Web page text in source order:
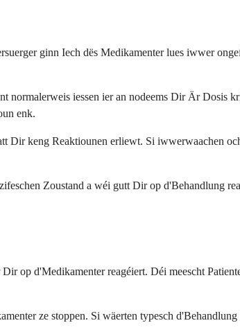
ginn Iech dës Medikamenter lues iwwer
iessen ier an nodeems Dir Är Dosis
enk.
keng Reaktiounen erliewt. Si iwwerwaachen
Zoustand a wéi gutt Dir op d'Behandlung
op d'Medikamenter reagéiert. Déi meescht
ze stoppen. Si wäerten typesch